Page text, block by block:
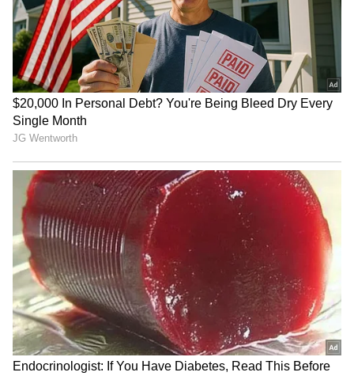
ಶೇ.50 ರಿಂದ ಶೇ.18 ಕ್ಕೆ TAX ಇಳಿಕೆ: ಮೋದಿ-
ಟ್ರಂಪ್ ಐತಿಹಾಸಿಕ ಒಪ್ಪಂದ | India US
Trade Deal | Party Rounds